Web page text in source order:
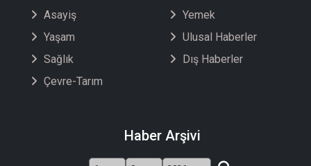
Asayiş
Yaşam
Sağlık
Çevre-Tarım
Yemek
Ulusal Haberler
Dış Haberler
Haber Arşivi